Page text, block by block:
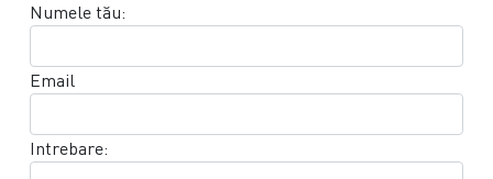
Numele tău:
Email
Intrebare: